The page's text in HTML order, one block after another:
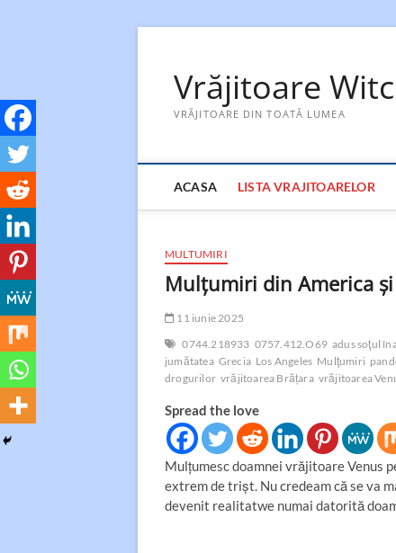
contentVrăjitoare
VRĂJITOARE DIN TOATĂ LUMEA
ACASA LISTA VRAJITOARELOR
MULTUMIRI
Mulţumiri din America
11 iunie 2025
0744.218933 0757.412.O69 adus soţul
jumătatea Grecia Los Angeles Mulţumiri
drogurilor vrăjitoarea Brățara vrăjitoarea
Spread the love
Mulţumesc doamnei vrăjitoare Venus
extrem de trișt. Nu credeam că se va
devenit realitatwe numai datorită